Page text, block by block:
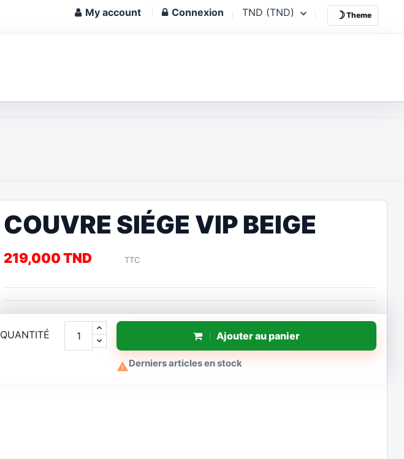
My account Connexion TND (TND) ☽Theme
COUVRE SIÉGE VIP BEIGE
219,000 TND TTC
QUANTITÉ Ajouter au panier
Derniers articles en stock